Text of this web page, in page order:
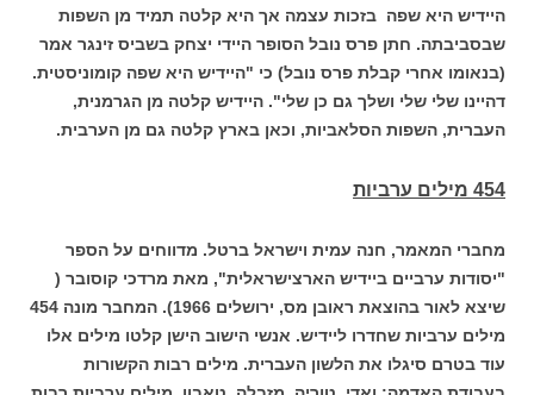
היידיש היא שפה בזכות עצמה אך היא קלטה תמיד מן השפות
שבסביבתה. חתן פרס נובל הסופר היידי יצחק בשביס זינגר אמר
(בנאומו אחרי קבלת פרס נובל) כי "היידיש היא שפה קומוניסטית.
דהיינו שלי שלי ושלך גם כן שלי". היידיש קלטה מן הגרמנית,
העברית, השפות הסלאביות, וכאן בארץ קלטה גם מן הערבית.
454 מילים ערביות
מחברי המאמר, חנה עמית וישראל ברטל. מדווחים על הספר
"יסודות ערביים ביידיש הארצישראלית", מאת מרדכי קוסובר (
שיצא לאור בהוצאת ראובן מס, ירושלים 1966). המחבר מונה 454
מילים ערביות שחדרו ליידיש. אנשי הישוב הישן קלטו מילים אלו
עוד בטרם סיגלו את הלשון העברית. מילים רבות הקשורות